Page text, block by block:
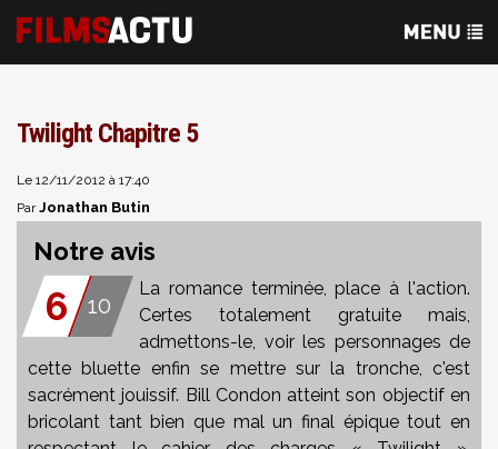
Twilight Chapitre 5
Le 12/11/2012 à 17:40
ParJonathan Butin
Notre avis
6 10
La romance terminée, place à l'action.
Certes totalement gratuite mais,
admettons-le, voir les personnages de
cette bluette enfin se mettre sur la tronche, c'est
sacrément jouissif. Bill Condon atteint son objectif en
bricolant tant bien que mal un final épique tout en